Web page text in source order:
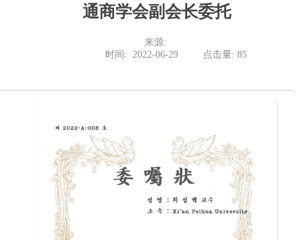
通商学会副会长委托
来源:
              时间:  2022-06-29         点击量:
85